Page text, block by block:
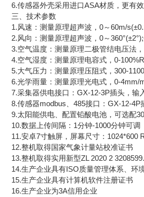
6.传感器外壳采用进口ASA材质，更有效
三、技术参数
1.风速：测量原理超声波，0～60m/
2.风向：测量原理超声波，0～360°(±2°);
3.空气温度：测量原理二极管结电压法
4.空气湿度：测量原理电容式，0-
5.大气压力：测量原理压阻式，300-
6.光学雨量：测量原理光电式，0-4mm/
7.采集器供电接口：GX-12-3P插头，输
8.传感器modbus、485接口：GX-12-4P
9.太阳能供电、配置铅酸电池，可选配
10.数据上传间隔：1分钟-1000分钟可调
11.安卓7寸触屏，屏幕尺寸：1024*600
12.整机取得国家气象计量站校准证书
13.整机取得实用新型ZL 2020 2
14.生产企业具有ISO质量管理体系、环
15.生产企业具有计算机软件注册证书
16.生产企业为3A信用企业